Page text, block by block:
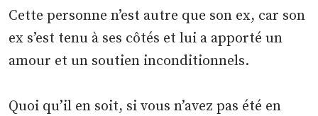
Cette personne n’est autre que son ex, car son
ex s’est tenu à ses côtés et lui a apporté un
amour et un soutien inconditionnels.
Quoi qu’il en soit, si vous n’avez pas été en